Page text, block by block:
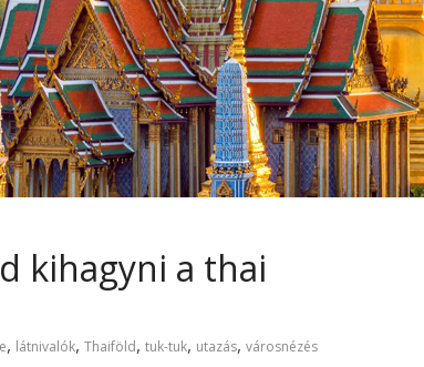
kihagyni a thai
, látnivalók, Thaiföld, tuk-tuk, utazás, városnézés